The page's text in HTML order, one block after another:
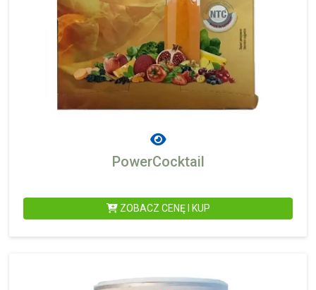
PowerCocktail
ZOBACZ CENĘ I KUP